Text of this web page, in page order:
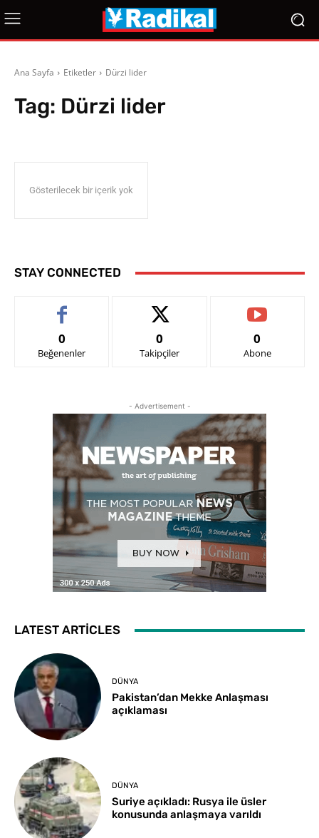
Ana Sayfa Etiketler Dürzi lider
Tag: Dürzi lider
Gösterilecek bir içerik yok
STAY CONNECTED
0
Beğenenler
0
Takipçiler
0
Abone
- Advertisement -
LATEST ARTICLES
DÜNYA
Pakistan’dan Mekke Anlaşması
açıklaması
DÜNYA
Suriye açıkladı: Rusya ile üsler
konusunda anlaşmaya varıldı